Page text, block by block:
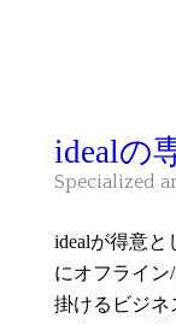
idealの
Specialized
idealが得意
にオフライ
掛けるビジネ